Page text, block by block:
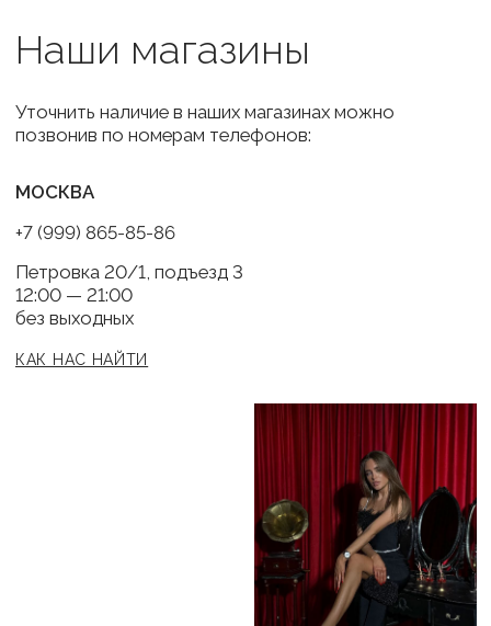
Согласие на обработку персональных данных
КОНТАКТЫ
Оформление заказа
Доставка и оплата
BRABRA.info@ya.ru
электронную почту информационных, рекламно-информационных
Вакансии